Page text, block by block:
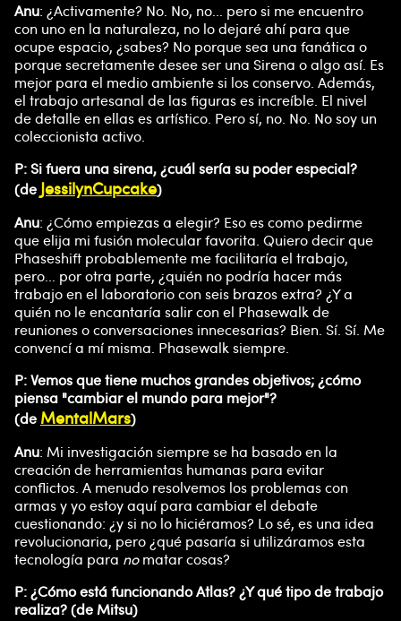
Anu: ¿Activamente? No. No, no... pero si me encuentro
con uno en la naturaleza, no lo dejaré ahí para que
ocupe espacio, ¿sabes? No porque sea una fanática o
porque secretamente desee ser una Sirena o algo así. Es
mejor para el medio ambiente si los conservo. Además,
el trabajo artesanal de las figuras es increíble. El nivel
de detalle en ellas es artístico. Pero sí, no. No. No soy un
coleccionista activo.
P: Si fuera una sirena, ¿cuál sería su poder especial?
(de JessilynCupcake)
Anu: ¿Cómo empiezas a elegir? Eso es como pedirme
que elija mi fusión molecular favorita. Quiero decir que
Phaseshift probablemente me facilitaría el trabajo,
pero... por otra parte, ¿quién no podría hacer más
trabajo en el laboratorio con seis brazos extra? ¿Y a
quién no le encantaría salir con el Phasewalk de
reuniones o conversaciones innecesarias? Bien. Sí. Sí. Me
convencí a mí misma. Phasewalk siempre.
P: Vemos que tiene muchos grandes objetivos; ¿cómo
piensa "cambiar el mundo para mejor"?
(de MentalMars)
Anu: Mi investigación siempre se ha basado en la
creación de herramientas humanas para evitar
conflictos. A menudo resolvemos los problemas con
armas y yo estoy aquí para cambiar el debate
cuestionando: ¿y si no lo hiciéramos? Lo sé, es una idea
revolucionaria, pero ¿qué pasaría si utilizáramos esta
tecnología para nomatar cosas?
P: ¿Cómo está funcionando Atlas? ¿Y qué tipo de trabajo
realiza? (de Mitsu)